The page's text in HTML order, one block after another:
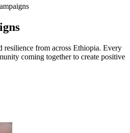
resilience from across Ethiopia. Every
coming together to create positive